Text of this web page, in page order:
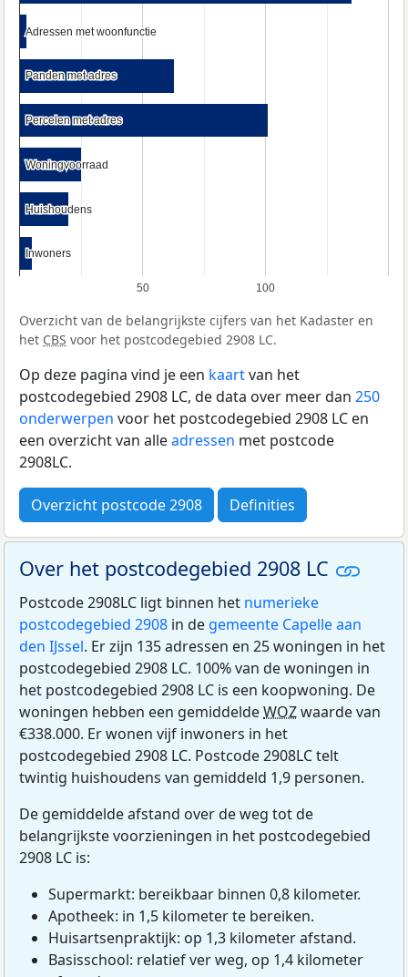
50 100
Adressen met woonfunctie
Adressen met woonfunctie
Panden met adres
Panden met adres
Percelen met adres
Percelen met adres
Woningvoorraad
Woningvoorraad
Huishoudens
Huishoudens
Inwoners
Inwoners
Overzicht van de belangrijkste cijfers van het Kadaster en
het CBS voor het postcodegebied 2908 LC.
Op deze pagina vind je een kaartvan het
postcodegebied 2908 LC, de data over meer dan 250
onderwerpen voor het postcodegebied 2908 LC en
een overzicht van alleadressen met postcode
2908LC.
Overzicht postcode 2908 Definities
Over het postcodegebied 2908 LC
Postcode 2908LC ligt binnen het numerieke
postcodegebied 2908 in de gemeente Capelle aan
den IJssel. Er zijn 135 adressen en 25 woningen in het
postcodegebied 2908 LC. 100% van de woningen in
het postcodegebied 2908 LC is een koopwoning. De
woningen hebben een gemiddeldeWOZwaarde van
€338.000. Er wonen vijf inwoners in het
postcodegebied 2908 LC. Postcode 2908LC telt
twintig huishoudens van gemiddeld 1,9 personen.
De gemiddelde afstand over de weg tot de
belangrijkste voorzieningen in het postcodegebied
2908 LC is:
Supermarkt: bereikbaar binnen 0,8 kilometer.
Apotheek: in 1,5 kilometer te bereiken.
Huisartsenpraktijk: op 1,3 kilometer afstand.
Basisschool: relatief ver weg, op 1,4 kilometer